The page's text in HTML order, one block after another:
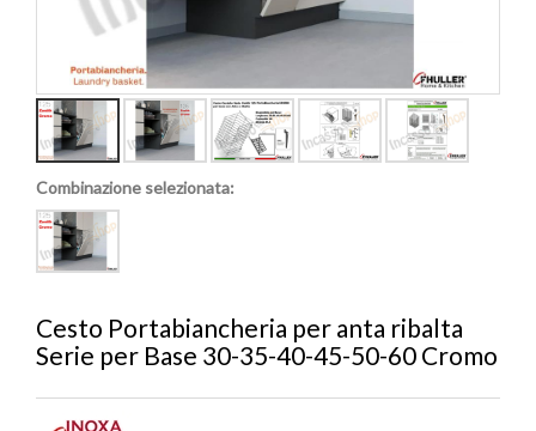
Combinazione selezionata:
Cesto Portabiancheria per anta ribalta
Serie per Base 30-35-40-45-50-60 Cromo